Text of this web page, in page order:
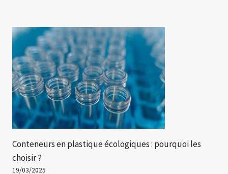
Conteneurs en plastique écologiques : pourquoi les
choisir ?
19/03/2025